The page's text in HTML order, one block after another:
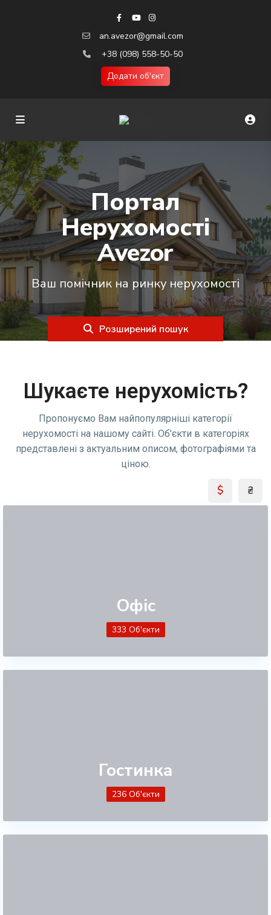
an.avezor@gmail.com
+38 (098) 558-50-50
Додати об'єкт
Портал
Нерухомості
Avezor
Ваш помічник на ринку нерухомості
Розширений пошук
Шукаєте нерухомість?
Пропонуємо Вам найпопулярніші категорії
нерухомості на нашому сайті. Об'єкти в категоріях
представлені з актуальним описом, фотографіями та
ціною.
Офіс
333 Об'єкти
Гостинка
236 Об'єкти
$ ₴